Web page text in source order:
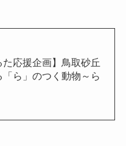
た応援企画】鳥取砂丘
「ら」のつく動物～ら